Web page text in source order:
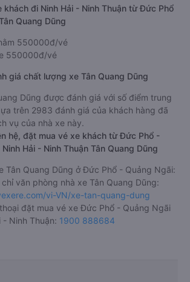
khách đi Ninh Hải - Ninh Thuận từ Đức Phổ
Quang Dũng
550000đ/vé
550000đ/vé
giá chất lượng xe Tân Quang Dũng
Dũng được đánh giá với số điểm trung
trên 2983 đánh giá của khách hàng đã
vụ của nhà xe này.
hệ, đặt mua vé xe khách từ Đức Phổ -
Hải - Ninh Thuận Tân Quang Dũng
Tân Quang Dũng ở Đức Phổ - Quảng Ngãi:
chỉ văn phòng nhà xe Tân Quang Dũng:
vi-VN/xe-tan-quang-dung
đặt mua vé xe Đức Phổ - Quảng Ngãi
- Ninh Thuận: 1900 888684